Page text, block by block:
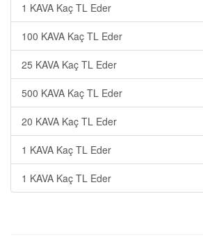
1 KAVA Kaç TL Eder
100 KAVA Kaç TL Eder
25 KAVA Kaç TL Eder
500 KAVA Kaç TL Eder
20 KAVA Kaç TL Eder
1 KAVA Kaç TL Eder
1 KAVA Kaç TL Eder